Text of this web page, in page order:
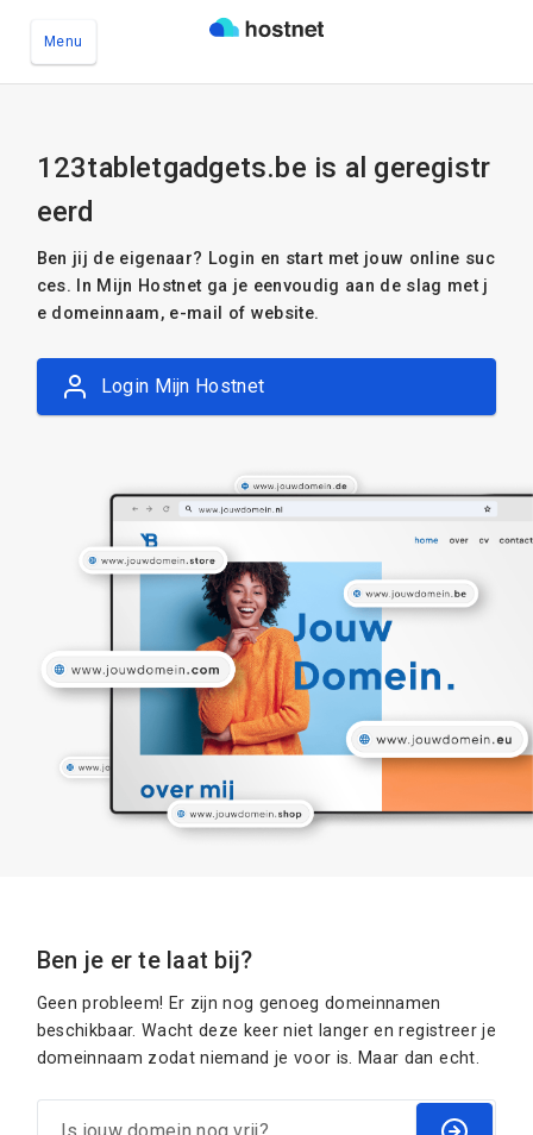
Menu
123tabletgadgets.be is al geregistr
eerd
Ben jij de eigenaar? Login en start met jouw online suc
ces. In Mijn Hostnet ga je eenvoudig aan de slag met j
e domeinnaam, e-mail of website.
Login Mijn Hostnet
Ben je er te laat bij?
Geen probleem! Er zijn nog genoeg domeinnamen
beschikbaar. Wacht deze keer niet langer en registreer je
domeinnaam zodat niemand je voor is. Maar dan echt.